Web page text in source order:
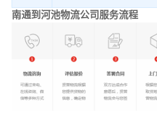
南通到河池物流公司服务流程